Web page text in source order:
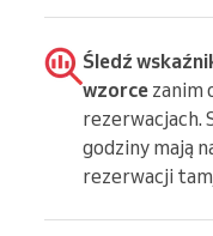
Śledź
wzorce zanim
rezerwacjach.
godziny mają
rezerwacji